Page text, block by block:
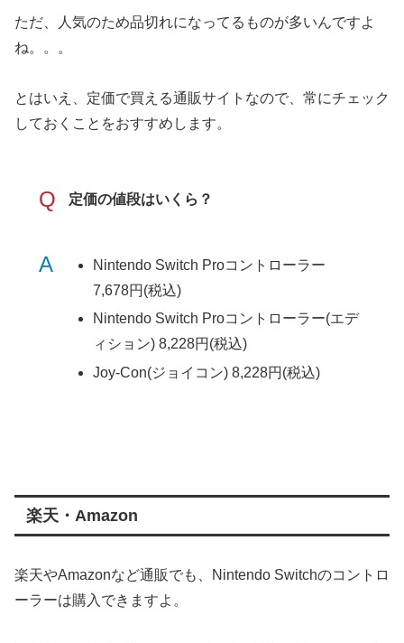
ただ、人気のため品切れになってるものが多いんですよ
ね。。。
とはいえ、定価で買える通販サイトなので、常にチェック
しておくことをおすすめします。
Q 定価の値段はいくら？
A
Nintendo Switch Proコントローラー
7,678円(税込)
Nintendo Switch Proコントローラー(エデ
ィション) 8,228円(税込)
Joy-Con(ジョイコン) 8,228円(税込)
楽天・Amazon
楽天やAmazonなど通販でも、Nintendo Switchのコントロ
ーラーは購入できますよ。